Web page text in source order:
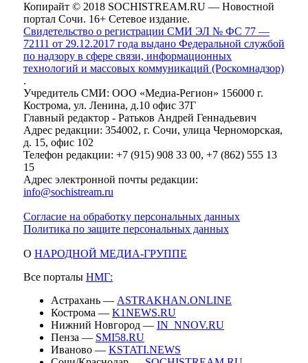
Копирайт © 2018 SOCHISTREAM.RU — Новостной
портал Сочи. 16+ Сетевое издание.
Свидетельство о регистрации СМИ ЭЛ № ФС 77 —
72111 от 29.12.2017 года выдано Федеральной службой
по надзору в сфере связи, информационных
технологий и массовых коммуникаций (Роскомнадзор)
.
Учредитель СМИ: ООО «Медиа-Регион» 156000 г.
Кострома, ул. Ленина, д.10 офис 37Г
Главный редактор - Ратьков Андрей Геннадьевич
Адрес редакции: 354002, г. Сочи, улица Черноморская,
д. 15, офис 102
Телефон редакции: +7 (915) 908 33 00, +7 (862) 555 13
15
Адрес электронной почты редакции:
info@sochistream.ru
Согласие на обработку персональных данных
Политика по защите персональных данных
О НАРОДНОЙ МЕДИА-ГРУППЕ
Все порталы НМГ:
Астрахань — ASTRAKHAN.ONLINE
Кострома — K1NEWS.RU
Нижний Новгород — IN_NNOV.RU
Пенза — SMI58.RU
Иваново — KSTATI.NEWS